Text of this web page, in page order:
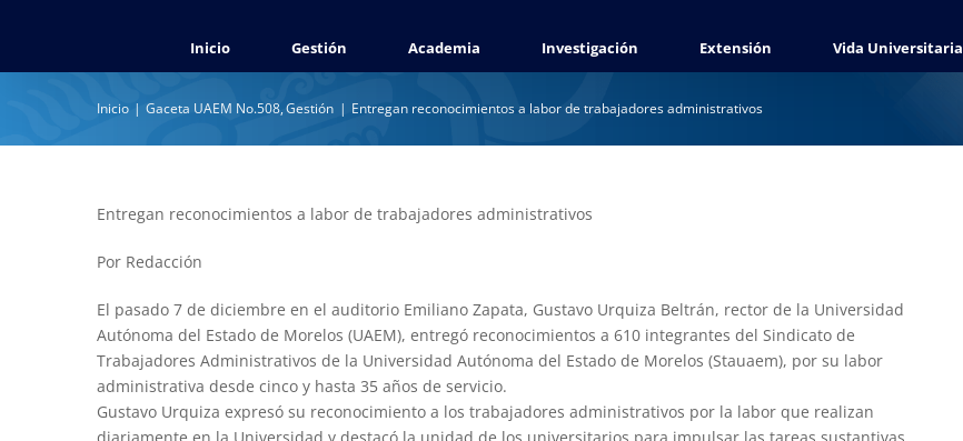
Inicio Gestión Academia Investigación Extensión Vida Universitaria
Inicio Gaceta UAEM No.508 Gestión Entregan reconocimientos a labor de trabajadores administrativos
Entregan reconocimientos a labor de trabajadores administrativos
Por Redacción
El pasado 7 de diciembre en el auditorio Emiliano Zapata, Gustavo Urquiza Beltrán, rector de la Universidad
Autónoma del Estado de Morelos (UAEM), entregó reconocimientos a 610 integrantes del Sindicato de
Trabajadores Administrativos de la Universidad Autónoma del Estado de Morelos (Stauaem), por su labor
administrativa desde cinco y hasta 35 años de servicio.
Gustavo Urquiza expresó su reconocimiento a los trabajadores administrativos por la labor que realizan